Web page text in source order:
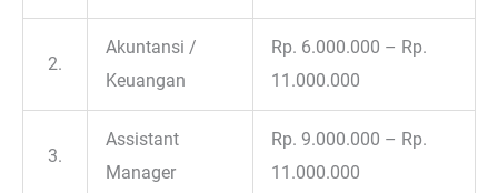
2.
Akuntansi /
Keuangan
Rp. 6.000.000 – Rp.
11.000.000
3.
Assistant
Manager
Rp. 9.000.000 – Rp.
11.000.000